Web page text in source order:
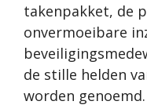
takenpakket, de
onvermoeibare
de stille helden
worden genoemd.